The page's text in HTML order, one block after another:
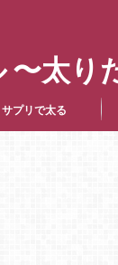
〜太り
サプリで太る